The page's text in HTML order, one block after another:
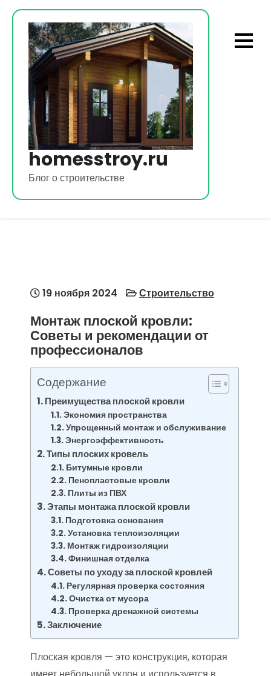
Перейти
содержимому
homesstroy.ru
Блог о строительстве
19 ноября 2024 Строительство
Монтаж плоской кровли:
Советы и рекомендации от
профессионалов
Содержание
Преимущества плоской кровли
Экономия пространства
Упрощенный монтаж и обслуживание
Энергоэффективность
Типы плоских кровель
Битумные кровли
Пенопластовые кровли
Плиты из ПВХ
Этапы монтажа плоской кровли
Подготовка основания
Установка теплоизоляции
Монтаж гидроизоляции
Финишная отделка
Советы по уходу за плоской кровлей
Регулярная проверка состояния
Очистка от мусора
Проверка дренажной системы
Заключение
Плоская кровля — это конструкция, которая